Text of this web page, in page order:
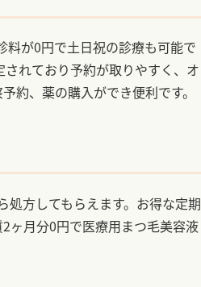
料が0円で土日祝の診療も可能で
れており予約が取りやすく、オ
約、薬の購入ができ便利です。
方してもらえます。お得な定期
ヶ月分0円で医療用まつ毛美容液